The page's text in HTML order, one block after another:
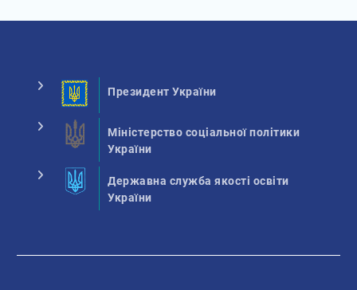
Президент України
Міністерство соціальної політики
України
Державна служба якості освіти
України